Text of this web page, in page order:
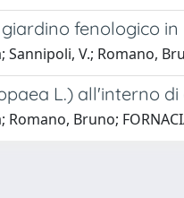
fenologico in
V.; Romano,
L.) all'interno
Bruno;